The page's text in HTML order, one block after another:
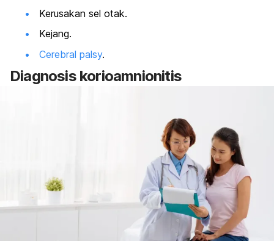
Kerusakan sel otak.
Kejang.
Cerebral palsy.
Diagnosis korioamnionitis